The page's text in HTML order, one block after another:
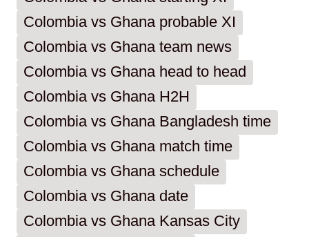
Colombia vs Ghana probable XI
Colombia vs Ghana team news
Colombia vs Ghana head to head
Colombia vs Ghana H2H
Colombia vs Ghana Bangladesh time
Colombia vs Ghana match time
Colombia vs Ghana schedule
Colombia vs Ghana date
Colombia vs Ghana Kansas City